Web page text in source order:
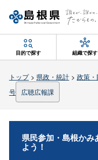
目的で探す 組織で探す
トップ> 県政・統計> 政策・
号
広聴広報課
県民参加・島根かみ
よう！